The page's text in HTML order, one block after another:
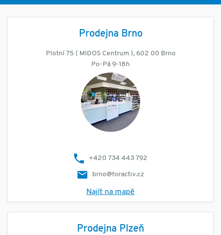
Prodejna Brno
Plotní 75 ( MIDOS Centrum ), 602 00 Brno
Po-Pá 9-18h
+420 734 443 792
brno@foractiv.cz
Najít na mapě
Prodejna Plzeň